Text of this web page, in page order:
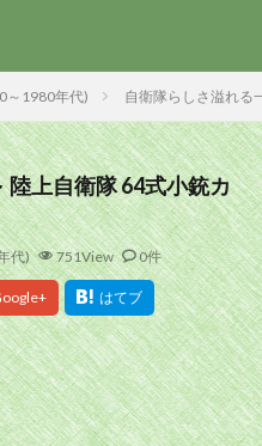
～1980年代) 自衛隊らしさ溢れる
陸上自衛隊 64式小銃カ
代) 751View 0件